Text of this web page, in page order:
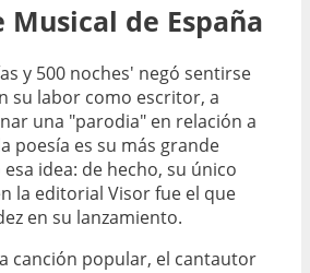
Musical de España
y 500 noches' negó sentirse
su labor como escritor, a
una "parodia" en relación a
poesía es su más grande
idea: de hecho, su único
la editorial Visor fue el que
en su lanzamiento.
canción popular, el cantautor